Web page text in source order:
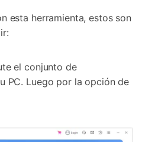
esta herramienta, estos son
el conjunto de
PC. Luego por la opción de